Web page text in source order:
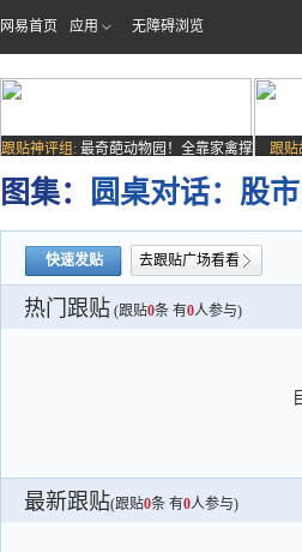
网易首页 应用 无障碍浏览
跟贴神评组: 最奇葩动物园！全靠家禽撑
场子
跟贴
图集： 圆桌对话：股
快速发贴 去跟贴广场看看
热门跟贴 (跟贴0条 有0人参与)
最新跟贴(跟贴0条 有0人参与)